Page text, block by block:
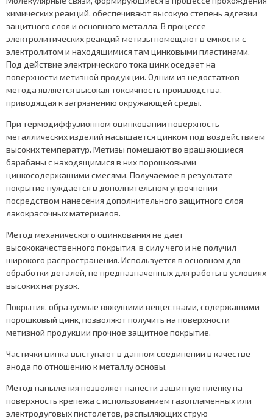
химических реакций, обеспечивают высокую степень адгезии
защитного слоя и основного металла. В процессе
электролитических реакций метизы помещают в емкости с
электролитом и находящимися там цинковыми пластинами.
Под действие электрического тока цинк оседает на
поверхности метизной продукции. Одним из недостатков
метода является высокая токсичность производства,
приводящая к загрязнению окружающей среды.
При термодиффузионном оцинковании поверхность
металлических изделий насыщается цинком под воздействием
высоких температур. Метизы помещают во вращающиеся
барабаны с находящимися в них порошковыми
цинкосодержащими смесями. Получаемое в результате
покрытие нуждается в дополнительном упрочнении
посредством нанесения дополнительного защитного слоя
лакокрасочных материалов.
Метод механического оцинкования не дает
высококачественного покрытия, в силу чего и не получил
широкого распространения. Используется в основном для
обработки деталей, не предназначенных для работы в условиях
высоких нагрузок.
Покрытия, образуемые вяжущими веществами, содержащими
порошковый цинк, позволяют получить на поверхности
метизной продукции прочное защитное покрытие.
Частички цинка выступают в данном соединении в качестве
анода по отношению к металлу основы.
Метод напыления позволяет нанести защитную пленку на
поверхность крепежа с использованием газопламенных или
электродуговых пистолетов, распыляющих струю